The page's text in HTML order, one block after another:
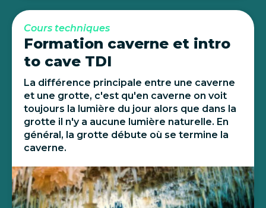
Cours techniques
Formation caverne et intro
to cave TDI
La différence principale entre une caverne
et une grotte, c'est qu'en caverne on voit
toujours la lumière du jour alors que dans la
grotte il n'y a aucune lumière naturelle. En
général, la grotte débute où se termine la
caverne.